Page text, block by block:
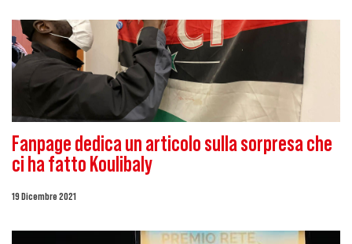
Fanpage dedica un articolo sulla sorpresa che
ci ha fatto Koulibaly
19 Dicembre 2021